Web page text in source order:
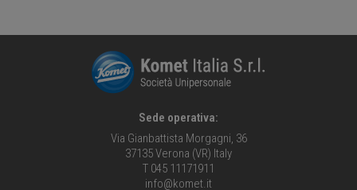
Sede operativa:
Via Gianbattista Morgagni, 36
37135 Verona (VR) Italy
T 045 11171911
info@komet.it